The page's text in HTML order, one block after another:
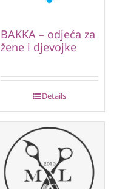
BAKKA – odjeća za
žene i djevojke
Details